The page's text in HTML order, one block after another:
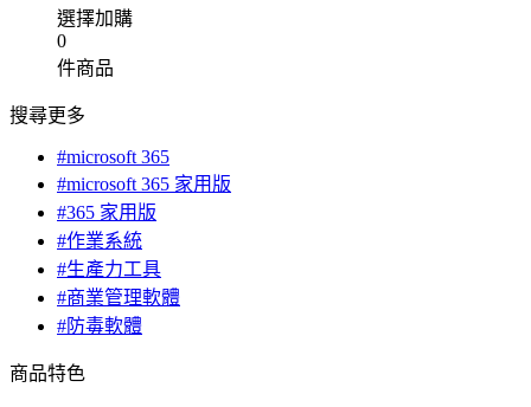
選擇加購
0
件商品
搜尋更多
#microsoft 365
#microsoft 365 家用版
#365 家用版
#作業系統
#生產力工具
#商業管理軟體
#防毒軟體
商品特色